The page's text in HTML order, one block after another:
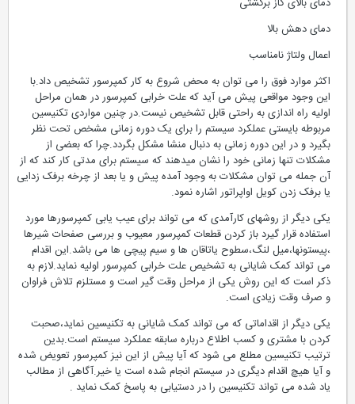
دمای دهش بالا
اعمال ولتاژ نامناسب
اکثر موارد فوق را می توان به محض شروع به کار کمپرسور تشخیص داد.با
این وجود مواقعی پیش می آید که علت خرابی کمپرسور در همان مراحل
اولیه راه اندازی به راحتی قابل تشخیص نیست.در چنین مواردی تکنیسین
مربوطه بایستی عملکرد سیستم را برای یک دوره زمانی مشخص تحت نظر
بگیرد و در این دوره زمانی به دنبال منشا مشکل بگردد.چرا که بعضی از
مشکلات تنها زمانی خود را نشان میدهند که سیستم برای مدتی کار کند که از
آن جمله می توان مشکلات به وجود آمده پیش و یا بعد از چرخه برفک زدایی
یا برفک زدن کویل اواپراتور اشاره نمود.
یکی دیگر از روشهای کارآمدی که می تواند برای عیب یابی کمپرسورها مورد
استفاده قرار گیرد باز کردن قطعات کمپرسور معیوب و بررسی صفحات شیرها
،پیستونها،میل لنگ،سطوح یاتاقان ها و سیم پیچی ها می باشد.این اقدام
می تواند کمک شایانی به تشخیص علت خرابی کمپرسور اولیه نماید.لازم به
ذکر است که این روش یکی از مراحل وقت گیر است و مستلزم تلاش فراوان
و صرف وقت زیادی است.
یکی دیگر از اقداماتی که می تواند کمک شایانی به تکنیسین نماید،صحبت
کردن با مشتری و کسب اطلاع درباره سابقه عملکرد سیستم است.بدین
ترتیب تکنیسین مطلع می شود که آیا پیش از این نیز کمپرسور تعویض شده
و آیا هیچ اقدام دیگری در سیستم انجام شده است یا خیر.آگاهی از مطالب
یاد شده می تواند تکنیسین را در دستیابی به پاسخ کمک نماید .